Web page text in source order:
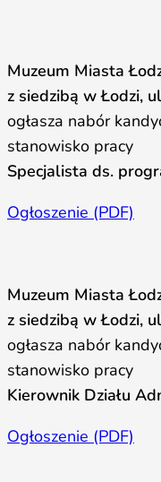
Muzeum Miasta
z siedzibą w Łodzi,
ogłasza nabór
stanowisko pracy
Specjalista ds.
Ogłoszenie (PDF)
Muzeum Miasta
z siedzibą w Łodzi,
ogłasza nabór
stanowisko pracy
Kierownik Działu
Ogłoszenie (PDF)